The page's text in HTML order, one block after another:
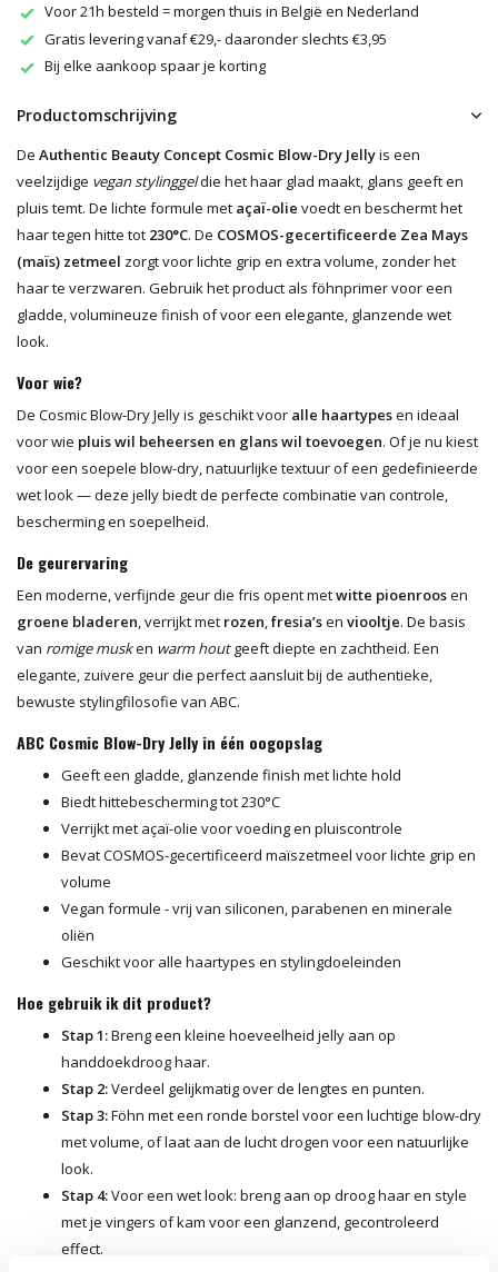
Voor 21h besteld = morgen thuis in België en Nederland
Gratis levering vanaf €29,- daaronder slechts €3,95
Bij elke aankoop spaar je korting
Productomschrijving
De Authentic Beauty Concept Cosmic Blow-Dry Jellyis een
veelzijdige vegan stylinggeldie het haar glad maakt, glans geeft en
pluis temt. De lichte formule met açaï-olie voedt en beschermt het
haar tegen hitte tot 230°C. De COSMOS-gecertificeerde Zea Mays
(maïs) zetmeel zorgt voor lichte grip en extra volume, zonder het
haar te verzwaren. Gebruik het product als föhnprimer voor een
gladde, volumineuze finish of voor een elegante, glanzende wet
look.
Voor wie?
De Cosmic Blow-Dry Jelly is geschikt voor alle haartypesen ideaal
voor wie pluis wil beheersen en glans wil toevoegen. Of je nu kiest
voor een soepele blow-dry, natuurlijke textuur of een gedefinieerde
wet look — deze jelly biedt de perfecte combinatie van controle,
bescherming en soepelheid.
De geurervaring
Een moderne, verfijnde geur die fris opent metwitte pioenroosen
groene bladeren , verrijkt met rozen fresia’sen viooltje. De basis
van romige musken warm houtgeeft diepte en zachtheid. Een
elegante, zuivere geur die perfect aansluit bij de authentieke,
bewuste stylingfilosofie van ABC.
ABC Cosmic Blow-Dry Jelly in één oogopslag
Geeft een gladde, glanzende finish met lichte hold
Biedt hittebescherming tot 230°C
Verrijkt met açaï-olie voor voeding en pluiscontrole
Bevat COSMOS-gecertificeerd maïszetmeel voor lichte grip en
volume
Vegan formule - vrij van siliconen, parabenen en minerale
oliën
Geschikt voor alle haartypes en stylingdoeleinden
Hoe gebruik ik dit product?
Stap 1:Breng een kleine hoeveelheid jelly aan op
handdoekdroog haar.
Stap 2:Verdeel gelijkmatig over de lengtes en punten.
Stap 3:Föhn met een ronde borstel voor een luchtige blow-dry
met volume, of laat aan de lucht drogen voor een natuurlijke
look.
Stap 4:Voor een wet look: breng aan op droog haar en style
met je vingers of kam voor een glanzend, gecontroleerd
effect.